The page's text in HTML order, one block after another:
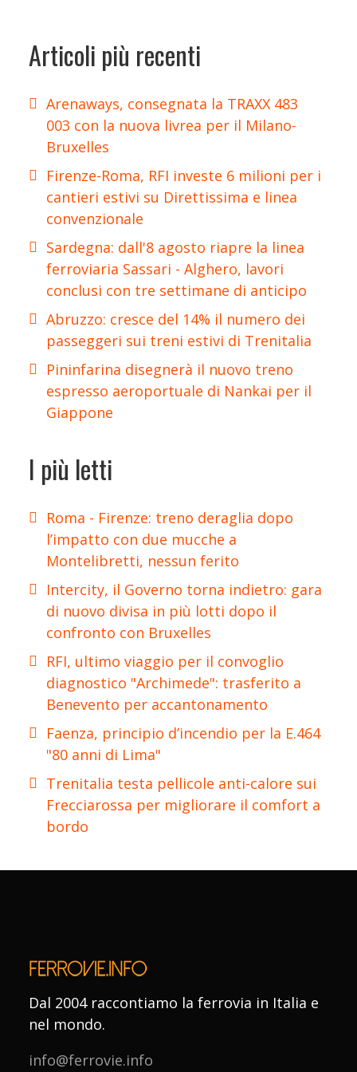
Articoli più recenti
Arenaways, consegnata la TRAXX 483
003 con la nuova livrea per il Milano-
Bruxelles
Firenze-Roma, RFI investe 6 milioni per i
cantieri estivi su Direttissima e linea
convenzionale
Sardegna: dall'8 agosto riapre la linea
ferroviaria Sassari - Alghero, lavori
conclusi con tre settimane di anticipo
Abruzzo: cresce del 14% il numero dei
passeggeri sui treni estivi di Trenitalia
Pininfarina disegnerà il nuovo treno
espresso aeroportuale di Nankai per il
Giappone
I più letti
Roma - Firenze: treno deraglia dopo
l’impatto con due mucche a
Montelibretti, nessun ferito
Intercity, il Governo torna indietro: gara
di nuovo divisa in più lotti dopo il
confronto con Bruxelles
RFI, ultimo viaggio per il convoglio
diagnostico "Archimede": trasferito a
Benevento per accantonamento
Faenza, principio d’incendio per la E.464
"80 anni di Lima"
Trenitalia testa pellicole anti-calore sui
Frecciarossa per migliorare il comfort a
bordo
Dal 2004 raccontiamo la ferrovia in Italia e
nel mondo.
info@ferrovie.info